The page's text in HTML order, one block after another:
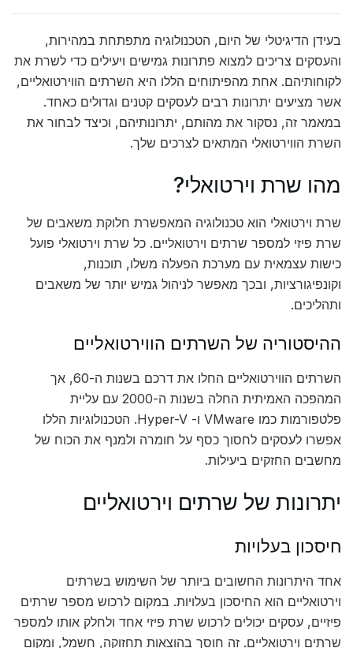
בעידן הדיגיטלי של היום, הטכנולוגיה מתפתחת במהירות,
והעסקים צריכים למצוא פתרונות גמישים ויעילים כדי לשרת את
לקוחותיהם. אחת מהפיתוחים הללו היא השרתים הווירטואליים,
אשר מציעים יתרונות רבים לעסקים קטנים וגדולים כאחד.
במאמר זה, נסקור את מהותם, יתרונותיהם, וכיצד לבחור את
השרת הווירטואלי המתאים לצרכים שלך.
מהו שרת וירטואלי?
שרת וירטואלי הוא טכנולוגיה המאפשרת חלוקת משאבים של
שרת פיזי למספר שרתים וירטואליים. כל שרת וירטואלי פועל
כישות עצמאית עם מערכת הפעלה משלו, תוכנות,
וקונפיגורציות, ובכך מאפשר לניהול גמיש יותר של משאבים
ותהליכים.
ההיסטוריה של השרתים הווירטואליים
השרתים הווירטואליים החלו את דרכם בשנות ה-60, אך
המהפכה האמיתית החלה בשנות ה-2000 עם עליית
פלטפורמות כמו VMware ו- Hyper-V. הטכנולוגיות הללו
אפשרו לעסקים לחסוך כסף על חומרה ולמנף את הכוח של
מחשבים החזקים ביעילות.
יתרונות של שרתים וירטואליים
חיסכון בעלויות
אחד היתרונות החשובים ביותר של השימוש בשרתים
וירטואליים הוא החיסכון בעלויות. במקום לרכוש מספר שרתים
פיזיים, עסקים יכולים לרכוש שרת פיזי אחד ולחלק אותו למספר
שרתים וירטואליים. זה חוסך בהוצאות תחזוקה, חשמל, ומקום